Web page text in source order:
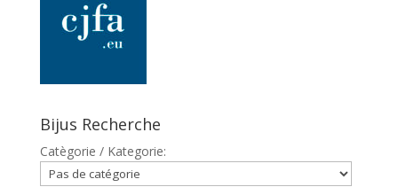
Bijus Recherche
Catègorie / Kategorie: